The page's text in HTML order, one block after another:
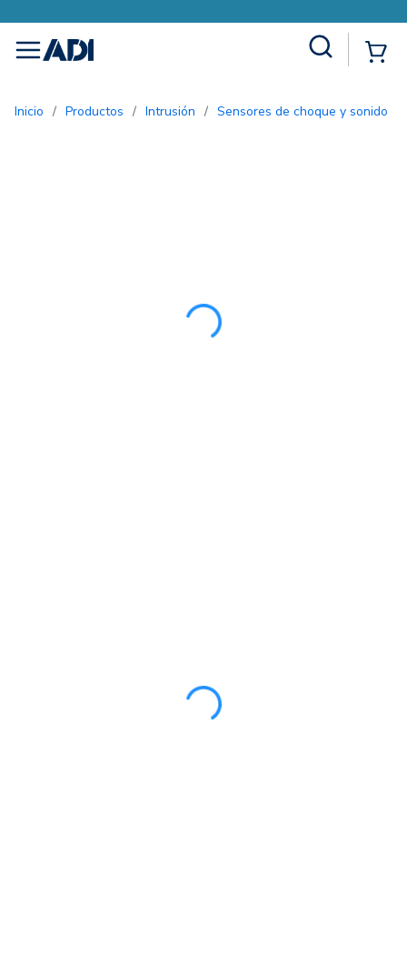
menu
Inicio / Productos / Intrusión / Sensores de choque y sonido